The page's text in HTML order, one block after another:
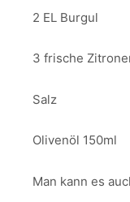
2 EL Burgul
3 frische
Salz
Olivenöl 150ml
Man kann es